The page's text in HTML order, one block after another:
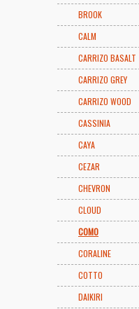
BROOK
CALM
CARRIZO BASALT
CARRIZO GREY
CARRIZO WOOD
CASSINIA
CAYA
CEZAR
CHEVRON
CLOUD
COMO
CORALINE
COTTO
DAIKIRI